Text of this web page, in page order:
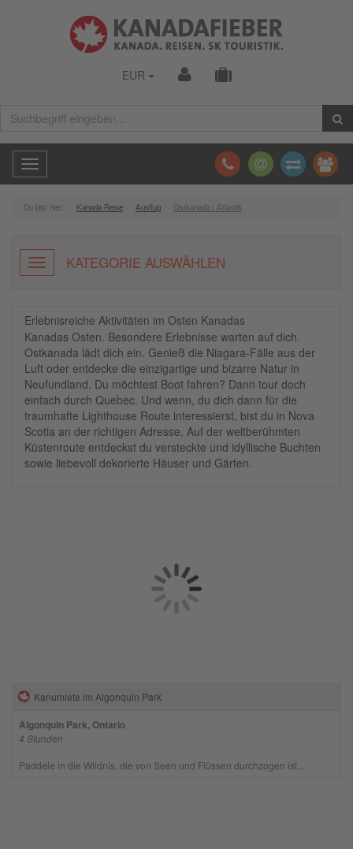
EUR
Toggle
navigation
Du bist hier: Kanada Reise Ausflug Ostkanada / Atlantik
KATEGORIE AUSWÄHLEN
Erlebnisreiche Aktivitäten im Osten Kanadas
Kanadas Osten. Besondere Erlebnisse warten auf dich.
Ostkanada lädt dich ein. Genieß die Niagara-Fälle aus der
Luft oder entdecke die einzigartige und bizarre Natur in
Neufundland. Du möchtest Boot fahren? Dann tour doch
einfach durch Quebec. Und wenn, du dich dann für die
traumhafte Lighthouse Route interessierst, bist du in Nova
Scotia an der richtigen Adresse. Auf der weltberühmten
Küstenroute entdeckst du versteckte und idyllische Buchten
sowie liebevoll dekorierte Häuser und Gärten.
Kanumiete im Algonquin Park
Algonquin Park, Ontario
4 Stunden
Paddele in die Wildnis, die von Seen und Flüssen durchzogen ist...